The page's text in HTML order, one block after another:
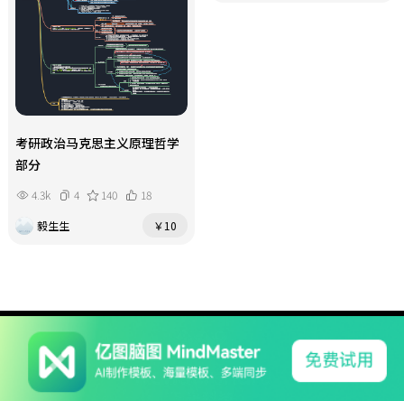
考研政治马克思主义原理哲学
部分
4.3k 4 140
18
毅生生
￥10